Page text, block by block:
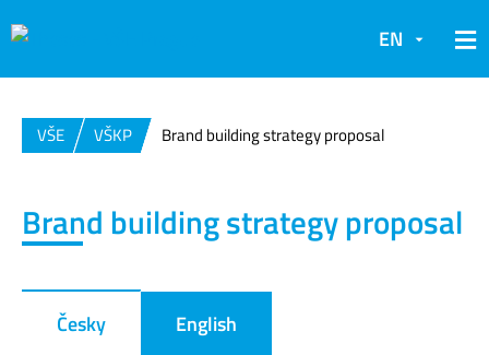
EN
VŠE VŠKP Brand building strategy proposal
Brand building strategy proposal
Česky English